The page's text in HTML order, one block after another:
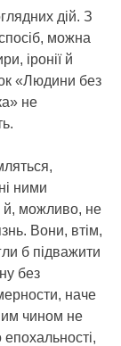
дій. З
можна
іронії й
«Людини без
не
ними
й, можливо, не
Вони, втім,
б підважити
без
наче
чином не
епохальності,